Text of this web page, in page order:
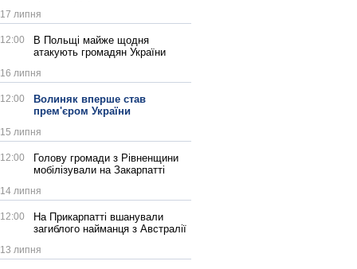
17 липня
12:00
В Польщі майже щодня
атакують громадян України
16 липня
12:00
Волиняк вперше став
прем'єром України
15 липня
12:00
Голову громади з Рівненщини
мобілізували на Закарпатті
14 липня
12:00
На Прикарпатті вшанували
загиблого найманця з Австралії
13 липня